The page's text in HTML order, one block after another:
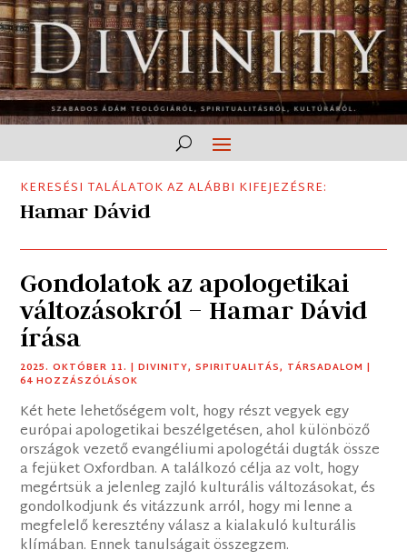
KERESÉSI TALÁLATOK AZ ALÁBBI KIFEJEZÉSRE:
Hamar Dávid
Gondolatok az apologetikai
változásokról – Hamar Dávid
írása
2025. OKTÓBER 11. |DIVINITY,SPIRITUALITÁS, TÁRSADALOM |
64 HOZZÁSZÓLÁSOK
Két hete lehetőségem volt, hogy részt vegyek egy
európai apologetikai beszélgetésen, ahol különböző
országok vezető evangéliumi apologétái dugták össze
a fejüket Oxfordban. A találkozó célja az volt, hogy
megértsük a jelenleg zajló kulturális változásokat, és
gondolkodjunk és vitázzunk arról, hogy mi lenne a
megfelelő keresztény válasz a kialakuló kulturális
klímában. Ennek tanulságait összegzem.